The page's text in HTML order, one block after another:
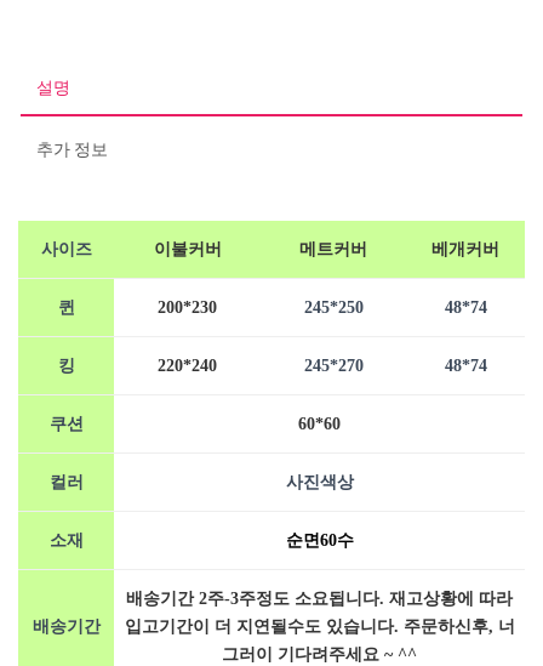
세
설명
추가 정보
사이즈 이불커버 메트커버 베개커버
퀸 200*230 245*250 48*74
킹 220*240 245*270 48*74
쿠션 60*60
컬러 사진색상
소재 순면60수
배송기간
배송기간 2주-3주정도 소요됩니다. 재고상황에 따라
입고기간이 더 지연될수도 있습니다. 주문하신후, 너
그러이 기다려주세요 ~ ^^